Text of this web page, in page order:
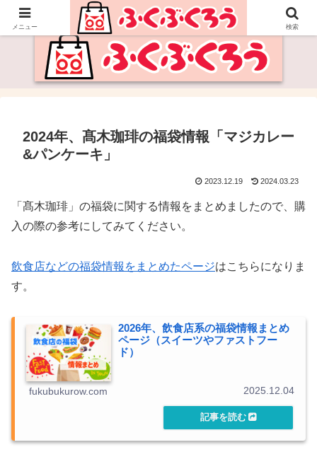
福袋・セールの情報サイト
2024年、髙木珈琲の福袋情報「マジカレー
&パンケーキ」
2023.12.19 2024.03.23
「髙木珈琲」の福袋に関する情報をまとめましたので、購
入の際の参考にしてみてください。
飲食店などの福袋情報をまとめたページはこちらになりま
す。
2026年、飲食店系の福袋情報まとめ
ページ（スイーツやファストフー
ド）
fukubukurow.com 2025.12.04
メニュー 検索